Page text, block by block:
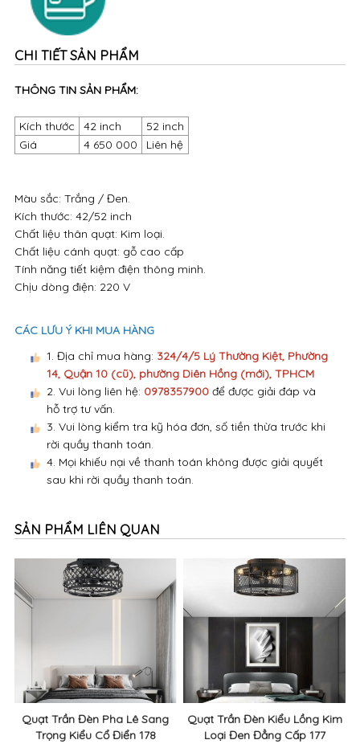
CHI TIẾT SẢN PHẨM
THÔNG TIN SẢN PHẨM:
Kích thước 42 inch
52 inch
Giá
4 650 000 Liên hệ
Màu sắc: Trắng / Đen.
Kích thước: 42/52 inch
Chất liệu thân quạt: Kim loại.
Chất liệu cánh quạt: gỗ cao cấp
Tính năng tiết kiệm điện thông minh.
Chịu dòng điện: 220 V
CÁC LƯU Ý KHI MUA HÀNG
1. Địa chỉ mua hàng: 324/4/5 Lý Thường Kiệt, Phường
14, Quận 10 (cũ), phường Diên Hồng (mới), TPHCM
2. Vui lòng liên hệ: 0978357900 để được giải đáp và
hỗ trợ tư vấn.
3. Vui lòng kiểm tra kỹ hóa đơn, số tiền thừa trước khi
rời quầy thanh toán.
4. Mọi khiếu nại về thanh toán không được giải quyết
sau khi rời quầy thanh toán.
SẢN PHẨM LIÊN QUAN
Quạt Trần Đèn Pha Lê Sang
Trọng Kiểu Cổ Điển 178
Quạt Trần Đèn Kiểu Lồng Kim
Loại Đen Đẳng Cấp 177